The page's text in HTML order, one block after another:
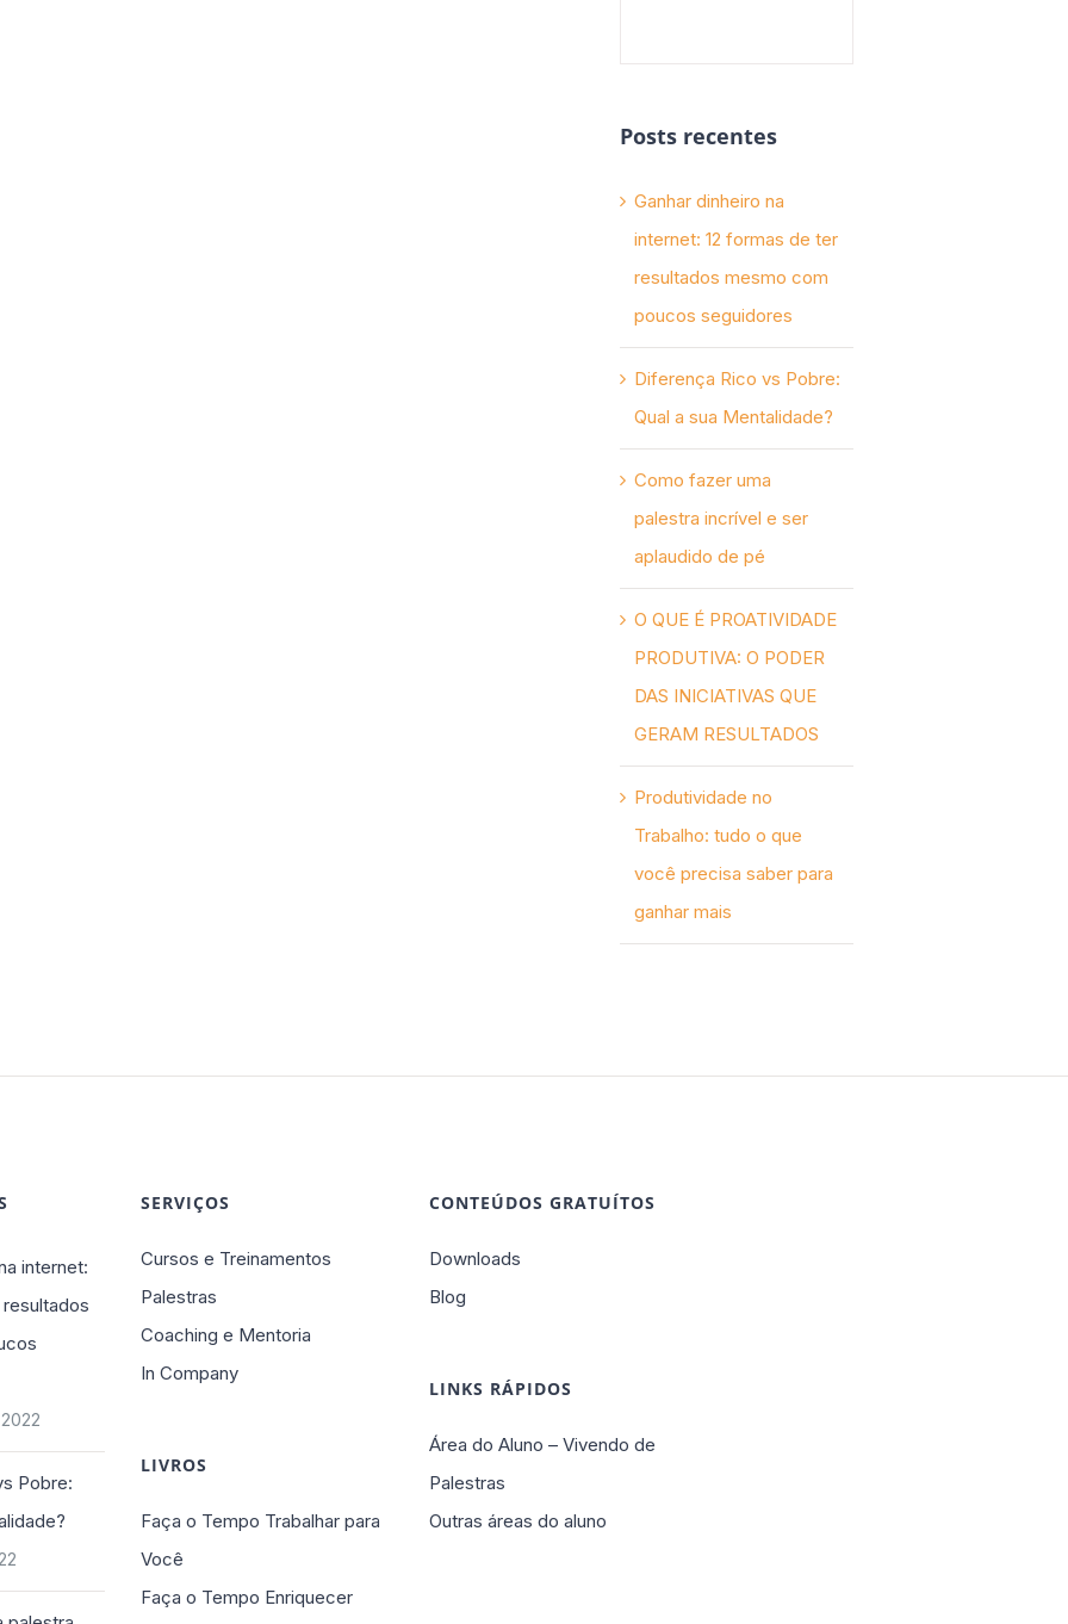
Posts recentes
Ganhar dinheiro na
internet: 12 formas de ter
resultados mesmo com
poucos seguidores
Diferença Rico vs Pobre:
Qual a sua Mentalidade?
Como fazer uma
palestra incrível e ser
aplaudido de pé
O QUE É PROATIVIDADE
PRODUTIVA: O PODER
DAS INICIATIVAS QUE
GERAM RESULTADOS
Produtividade no
Trabalho: tudo o que
você precisa saber para
ganhar mais
internet:
Pobre:
SERVIÇOS
Cursos e Treinamentos
Palestras
Coaching e Mentoria
In Company
LIVROS
Faça o Tempo Trabalhar para
Você
Faça o Tempo Enriquecer
CONTEÚDOS GRATUÍTOS
Downloads
Blog
LINKS RÁPIDOS
Área do Aluno – Vivendo de
Palestras
Outras áreas do aluno